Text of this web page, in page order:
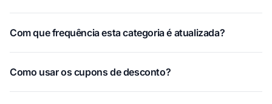
Com que frequência esta categoria é atualizada?
Como usar os cupons de desconto?